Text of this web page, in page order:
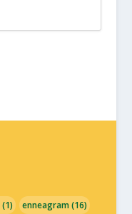
(1) enneagram(16)